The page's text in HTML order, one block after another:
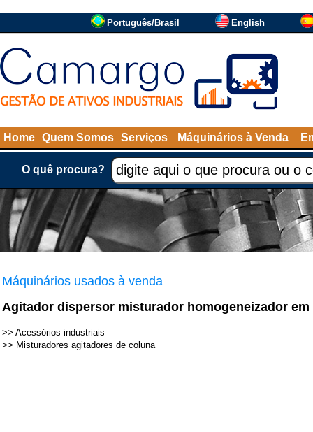
Português/Brasil English
Home Quem Somos Serviços Máquinários à Venda
O quê procura?
Máquinários usados à venda
Agitador dispersor misturador homogeneizador
>> Acessórios industriais
>> Misturadores agitadores de coluna